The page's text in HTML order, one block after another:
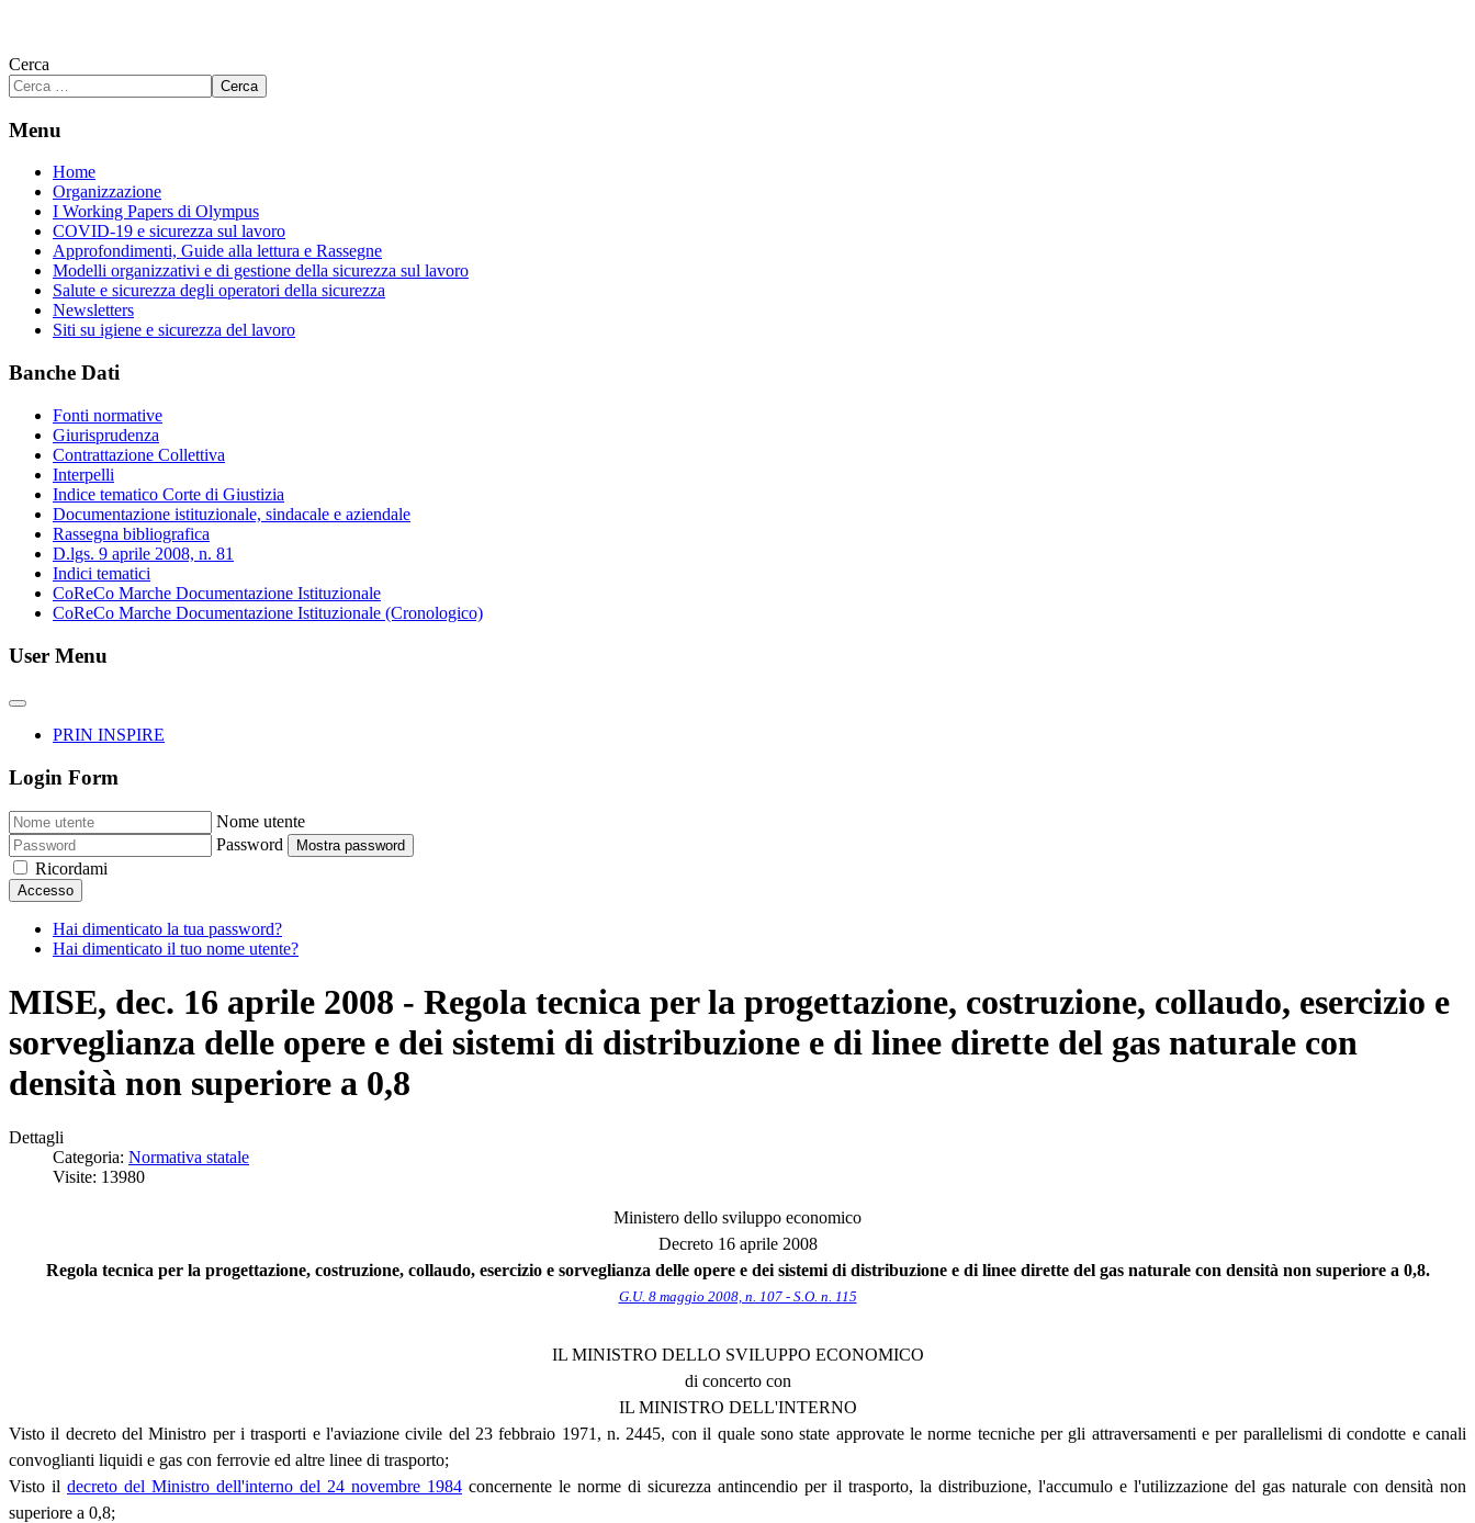
Cerca
Cerca
Menu
Home
Organizzazione
I Working Papers di Olympus
COVID-19 e sicurezza sul lavoro
Approfondimenti, Guide alla lettura e Rassegne
Modelli organizzativi e di gestione della sicurezza sul lavoro
Salute e sicurezza degli operatori della sicurezza
Newsletters
Siti su igiene e sicurezza del lavoro
Banche Dati
Fonti normative
Giurisprudenza
Contrattazione Collettiva
Interpelli
Indice tematico Corte di Giustizia
Documentazione istituzionale, sindacale e aziendale
Rassegna bibliografica
D.lgs. 9 aprile 2008, n. 81
Indici tematici
CoReCo Marche Documentazione Istituzionale
CoReCo Marche Documentazione Istituzionale (Cronologico)
User Menu
PRIN INSPIRE
Login Form
Nome utente
Password
Mostra password
Ricordami
Accesso
Hai dimenticato la tua password?
Hai dimenticato il tuo nome utente?
MISE, dec. 16 aprile 2008 - Regola tecnica per la progettazione, costruzione, collaudo, esercizio e
sorveglianza delle opere e dei sistemi di distribuzione e di linee dirette del gas naturale con
densità non superiore a 0,8
Dettagli
Categoria: Normativa statale
Visite: 13980
Ministero dello sviluppo economico
Decreto 16 aprile 2008
Regola tecnica per la progettazione, costruzione, collaudo, esercizio e sorveglianza delle opere e dei sistemi di distribuzione e di linee dirette del gas naturale con densità non superiore a 0,8.
G.U. 8 maggio 2008, n. 107 - S.O. n. 115
IL MINISTRO DELLO SVILUPPO ECONOMICO
di concerto con
IL MINISTRO DELL'INTERNO
Visto il decreto del Ministro per i trasporti e l'aviazione civile del 23 febbraio 1971, n. 2445, con il quale sono state approvate le norme tecniche per gli attraversamenti e per parallelismi di condotte e canali
convoglianti liquidi e gas con ferrovie ed altre linee di trasporto;
Visto il decreto del Ministro dell'interno del 24 novembre 1984 concernente le norme di sicurezza antincendio per il trasporto, la distribuzione, l'accumulo e l'utilizzazione del gas naturale con densità non
superiore a 0,8;